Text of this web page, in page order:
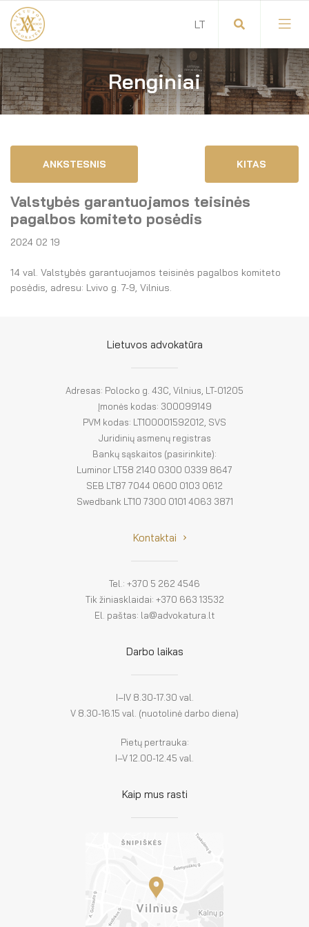
Visuotinis advokatų susirinkimas
Advokatų tarybos pirmininkas
Advokatų taryba
Komitetai
Garbės teismas
Administracija
Savitarna
Savivaldos teisės aktai
Dokumentų atmintinė
Gynėjas
Renginiai
ANKSTESNIS KITAS
Valstybės garantuojamos teisinės
pagalbos komiteto posėdis
2024 02 19
14 val. Valstybės garantuojamos teisinės pagalbos komiteto
posėdis, adresu: Lvivo g. 7-9, Vilnius.
Lietuvos advokatūra
Adresas: Polocko g. 43C, Vilnius, LT-01205
Įmonės kodas: 300099149
PVM kodas: LT100001592012, SVS
Juridinių asmenų registras
Bankų sąskaitos (pasirinkite):
Luminor LT58 2140 0300 0339 8647
SEB LT87 7044 0600 0103 0612
Swedbank LT10 7300 0101 4063 3871
Kontaktai
Tel.: +370 5 262 4546
Tik žiniasklaidai: +370 663 13532
El. paštas: la@advokatura.lt
Darbo laikas
I–IV 8.30-17.30 val.
V 8.30-16.15 val. (nuotolinė darbo diena)
Pietų pertrauka:
I–V 12.00-12.45 val.
Kaip mus rasti